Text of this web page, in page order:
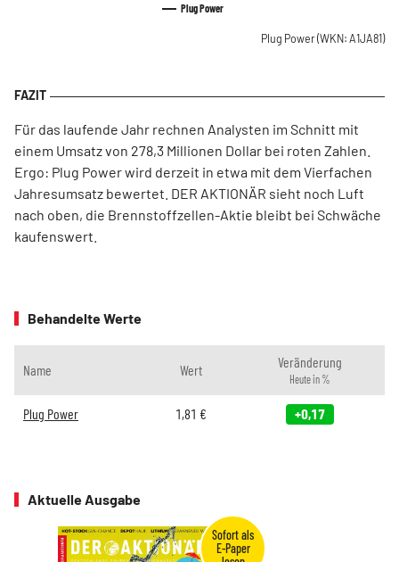
Plug Power
Plug Power(WKN: A1JA81)
Für das laufende Jahr rechnen Analysten im Schnitt mit
einem Umsatz von 278,3 Millionen Dollar bei roten Zahlen.
Ergo: Plug Power wird derzeit in etwa mit dem Vierfachen
Jahresumsatz bewertet. DER AKTIONÄR sieht noch Luft
nach oben, die Brennstoffzellen-Aktie bleibt bei Schwäche
kaufenswert.
Behandelte Werte
Name Wert Veränderung
Heute in %
Plug Power 1,81 € +0,17
Aktuelle Ausgabe